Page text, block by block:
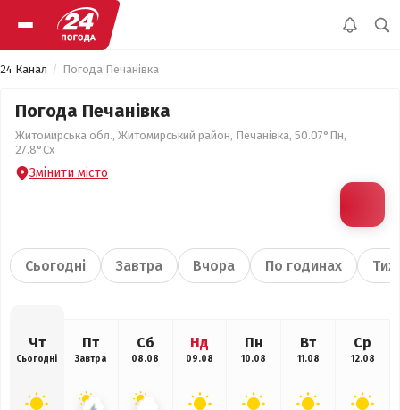
24 Канал Погода Печанівка
Погода Печанівка
Житомирська обл., Житомирський район, Печанівка, 50.07°Пн,
27.8°Сх
Змінити місто
Сьогодні Завтра Вчора По годинах
Чт
Сьогодні
Пт
Завтра
Сб
08.08
Нд
09.08
Пн
10.08
Вт
11.08
Ср
12.08